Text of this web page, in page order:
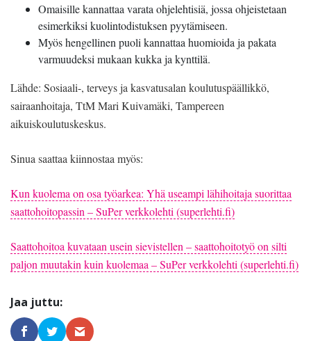
Omaisille kannattaa varata ohjelehtisiä, jossa ohjeistetaan
esimerkiksi kuolintodistuksen pyytämiseen.
Myös hengellinen puoli kannattaa huomioida ja pakata
varmuudeksi mukaan kukka ja kynttilä.
Lähde: Sosiaali-, terveys ja kasvatusalan koulutuspäällikkö,
sairaanhoitaja, TtM Mari Kuivamäki, Tampereen
aikuiskoulutuskeskus.
Sinua saattaa kiinnostaa myös:
Kun kuolema on osa työarkea: Yhä useampi lähihoitaja suorittaa
saattohoitopassin – SuPer verkkolehti (superlehti.fi)
Saattohoitoa kuvataan usein sievistellen – saattohoitotyö on silti
paljon muutakin kuin kuolemaa – SuPer verkkolehti (superlehti.fi)